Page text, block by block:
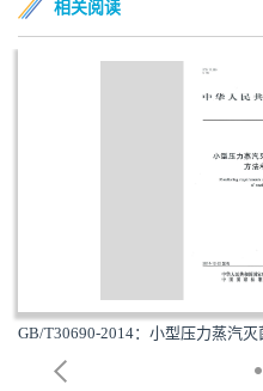
相关阅读
GB/T30690-2014：小型压力蒸汽灭